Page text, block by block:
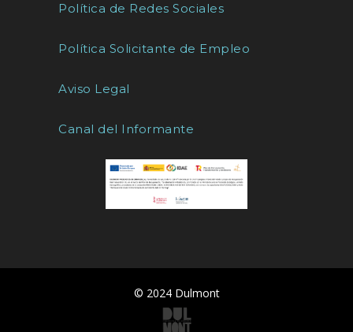
Política de Redes Sociales
Política Solicitante de Empleo
Aviso Legal
Canal del Informante
© 2024 Dulmont